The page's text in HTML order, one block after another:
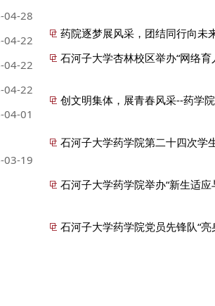
04-28
04-22
04-22
04-22
04-01
03-19
药院逐梦展风采，团结同行向未
石河子大学杏林校区举办“网络育
创文明集体，展青春风采--药学
石河子大学药学院第二十四次学
石河子大学药学院举办“新生适应
石河子大学药学院党员先锋队“亮